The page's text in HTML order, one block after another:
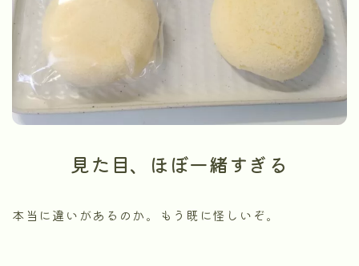
見た目、ほぼ一緒すぎる
本当に違いがあるのか。もう既に怪しいぞ。